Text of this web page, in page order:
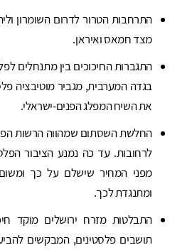
התרחבות הטרור לדרום השומרון
מצד חמאס ואיראן.
התגברות החיכוכים בין מתנחלים
בגדה המערבית, מגביר מוטיבציה
את השיח המפלג הפנים-ישראלי.
החלשת השסתום שמהווה הרשות
לרחובות. עד כה נמנע הציבור
מפני המחיר שישלם על כך
ומתנגדת לכך.
התבלטות מזרח ירושלים מוקד
תושבים פלסטינים, המבקשים